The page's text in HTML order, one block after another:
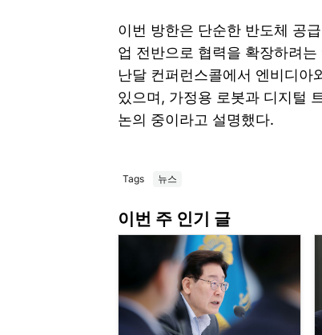
이번 방한은 단순한 반도체 공
업 전반으로 협력을 확장하려
난달 컨퍼런스콜에서 엔비디아
있으며, 가정용 로봇과 디지털
논의 중이라고 설명했다.
Tags 뉴스
이번 주 인기 글